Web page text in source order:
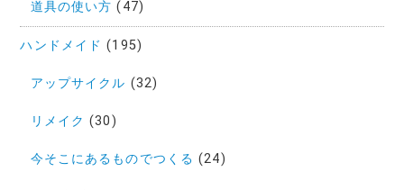
道具の使い方 (47)
ハンドメイド (195)
アップサイクル (32)
リメイク (30)
今そこにあるものでつくる (24)